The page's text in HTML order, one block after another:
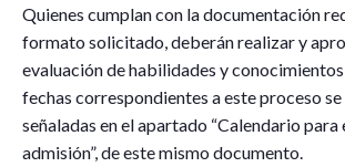
Quienes cumplan con la documentación
formato solicitado, deberán realizar y
evaluación de habilidades y
fechas correspondientes a este proceso
señaladas en el apartado “Calendario para
admisión”, de este mismo documento.